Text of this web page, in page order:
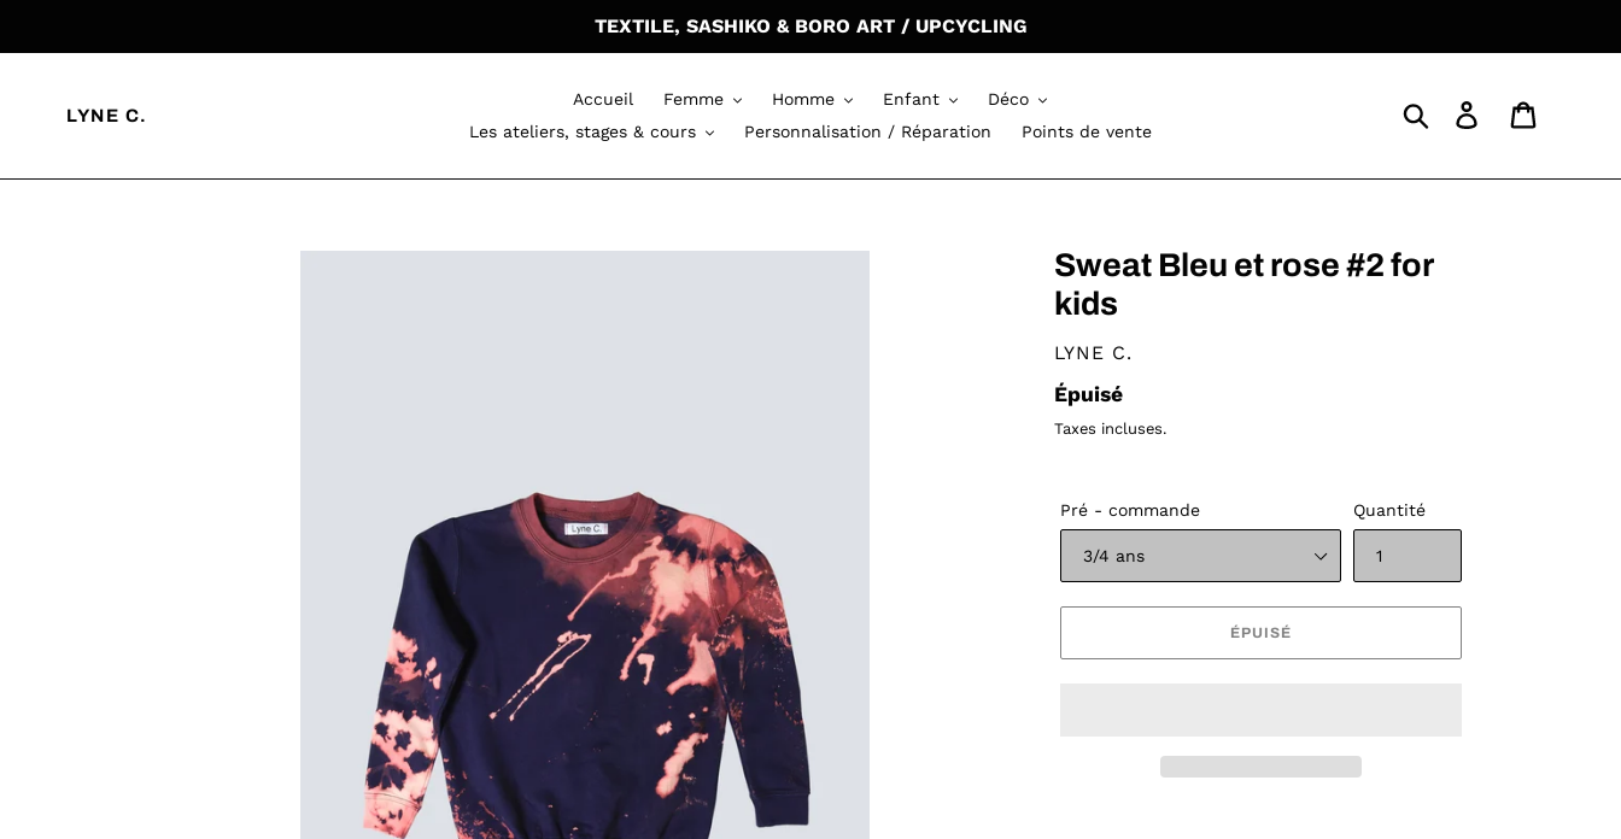
TEXTILE, SASHIKO & BORO ART / UPCYCLING
LYNE C.
Accueil Femme Homme Enfant
Déco
Les ateliers, stages & cours
Personnalisation / Réparation Points de vente
RechercherSe connecter
Sweat Bleu et rose #2 for
kids
DISTRIBUTEUR
LYNE C.
Prix
normal
Épuisé
Taxes incluses.
Pré - commande Quantité
ÉPUISÉ